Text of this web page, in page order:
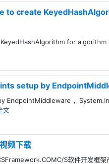
to create
for
setup by
，
文
频下载
S软件开发框架